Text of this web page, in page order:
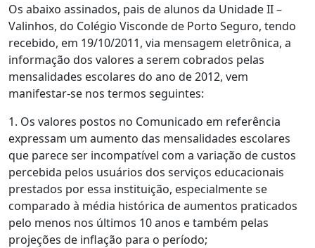
Os abaixo assinados, pais de alunos da Unidade II –
Valinhos, do Colégio Visconde de Porto Seguro, tendo
recebido, em 19/10/2011, via mensagem eletrônica, a
informação dos valores a serem cobrados pelas
mensalidades escolares do ano de 2012, vem
manifestar-se nos termos seguintes:
1. Os valores postos no Comunicado em referência
expressam um aumento das mensalidades escolares
que parece ser incompatível com a variação de custos
percebida pelos usuários dos serviços educacionais
prestados por essa instituição, especialmente se
comparado à média histórica de aumentos praticados
pelo menos nos últimos 10 anos e também pelas
projeções de inflação para o período;